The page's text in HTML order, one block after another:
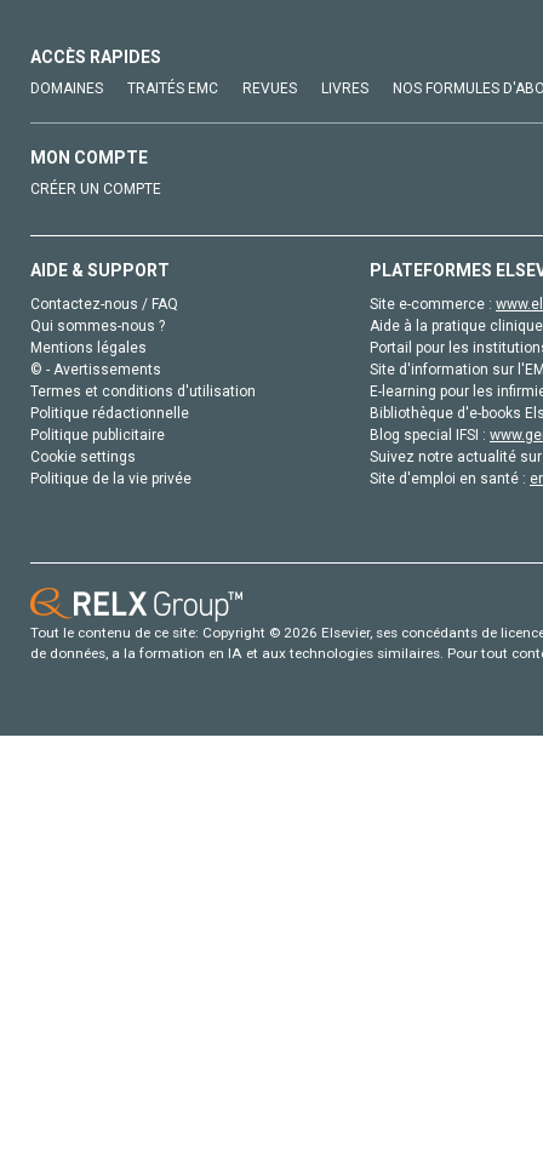
ACCÈS RAPIDES
DOMAINES TRAITÉS EMC REVUES LIVRES NOS FORMULES
MON COMPTE
CRÉER UN COMPTE
AIDE & SUPPORT
Contactez-nous / FAQ
Qui sommes-nous ?
Mentions légales
© - Avertissements
Termes et conditions d'utilisation
Politique rédactionnelle
Politique publicitaire
Cookie settings
Politique de la vie privée
PLATEFORMES
Site e-commerce :
Aide à la pratique
Portail pour les
Site d'information sur
E-learning pour les
Bibliothèque d'e-books
Blog special IFSI :
Suivez notre actualité
Site d'emploi en santé :
Tout le contenu de ce site: Copyright © 2026 Elsevier, ses concédants de
de données, a la formation en IA et aux technologies similaires. Pour tout